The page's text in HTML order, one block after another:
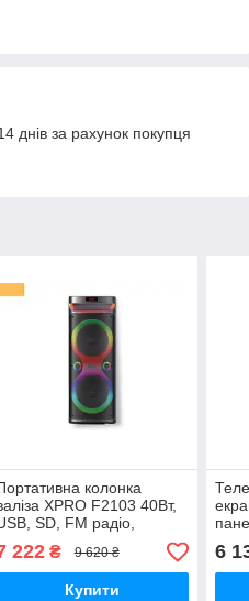
днів за рахунок покупця
колонка
XPRO F2103 40Вт,
SD, FM радіо,
Bluetooth, 1 мікрофон, ДК
F2103)
222₴ 9 620 ₴
Купити
6